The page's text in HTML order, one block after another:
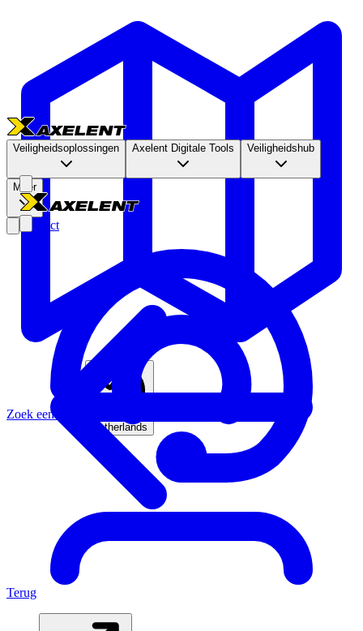
Zoek een agent
Netherlands
Veiligheidsoplossingen Axelent Digitale Tools Veiligheidshub
Meer
Contact
Terug